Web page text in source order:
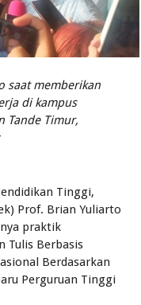
saat memberikan
di kampus
Tande Timur,
Tinggi,
Prof. Brian Yuliarto
praktik
Tulis Berbasis
Berdasarkan
Perguruan Tinggi